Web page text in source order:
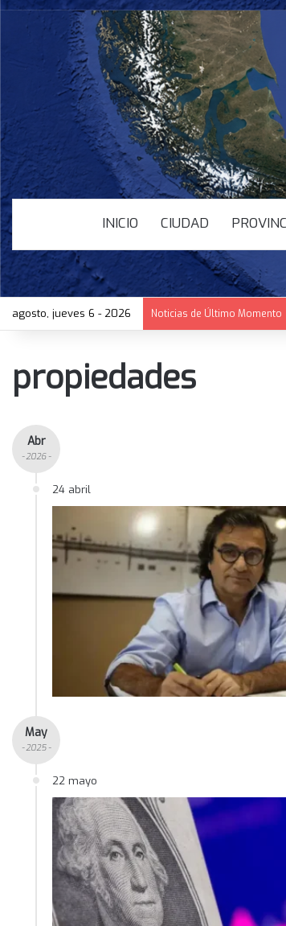
INICIO CIUDAD
agosto, jueves 6 - 2026 Noticias de Último Momento
propiedades
Abr
- 2026 -
24 abril
May
- 2025 -
22 mayo